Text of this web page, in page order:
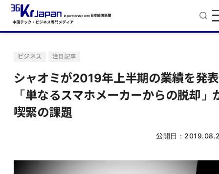
ビジネス 注目記事
シャオミが2019年上半期の業績を発表
「単なるスマホメーカーからの脱却」
喫緊の課題
公開日：